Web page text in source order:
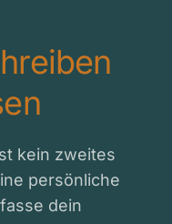
kein zweites
persönliche
dein